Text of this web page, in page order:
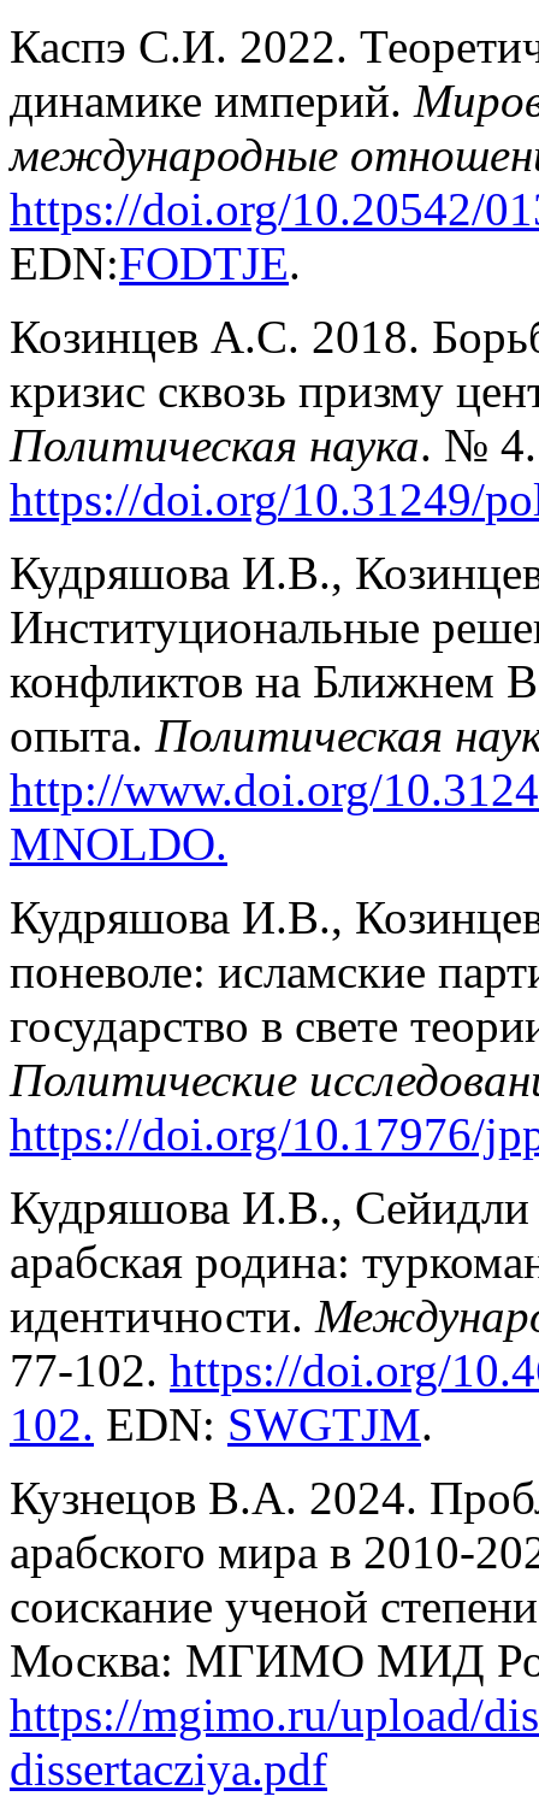
Каспэ С.И. 2022.
динамике империй.
международные
https://doi.org/10.20542/
EDN:FODTJE.
Козинцев А.С. 2018.
кризис сквозь призму
Политическая наука. № 4.
https://doi.org/10.31249/
Кудряшова И.В.,
Институциональные
конфликтов на Ближнем
опыта. Политическая
http://www.doi.org/
MNOLDO.
Кудряшова И.В.,
поневоле: исламские
государство в свете
Политические
https://doi.org/10.17976/
Кудряшова И.В.,
арабская родина:
идентичности.
77-102. https://doi.org/
102. EDN: SWGTJM.
Кузнецов В.А. 2024.
арабского мира в 2010-
соискание ученой
Москва: МГИМО МИД
https://mgimo.ru/upload/
dissertacziya.pdf